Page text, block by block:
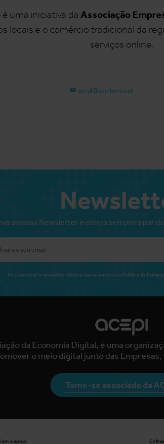
é uma iniciativa da Associação
locais e o comércio tradicional da
serviços online.
geral@aevilamea.pt
a nossa Newsletter e esteja sempre a par
Ao subscrever a newsletter declara que leu e aceitou a Política de
da Economia Digital, é uma
o meio digital junto das
Torne-se associado da
o apoio: